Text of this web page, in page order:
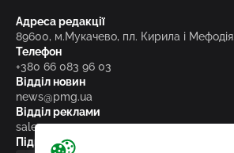
Адреса редакції
89600, м.Мукачево, пл. Кирила і
Телефон
+380 66 083 96 03
Відділ новин
news@pmg.ua
Відділ реклами
sales@pmg.ua
Підписуйтесь на нас у соціальних